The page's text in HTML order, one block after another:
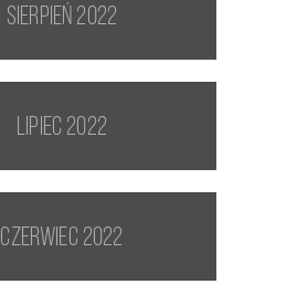
sierpień 2022
lipiec 2022
czerwiec 2022